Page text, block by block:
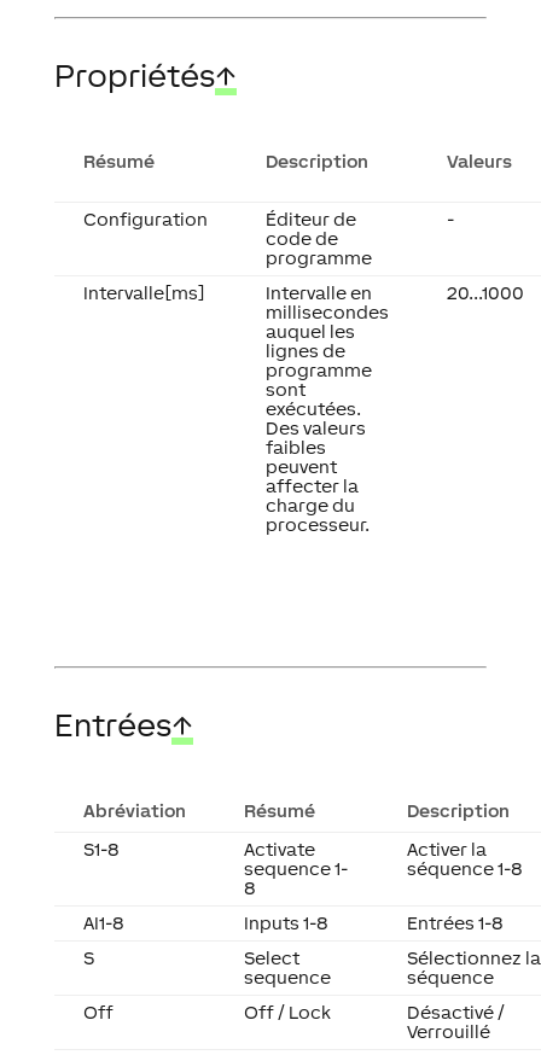
Propriétés↑
Résumé Description Valeurs
Configuration
Éditeur de
code de
programme
-
Intervalle[ms]
Intervalle en
millisecondes
auquel les
lignes de
programme
sont
exécutées.
Des valeurs
faibles
peuvent
affecter la
charge du
processeur.
20...1000
Entrées↑
Abréviation Résumé
Description
S1-8
Activate
sequence 1-
8
Activer la
séquence 1-8
AI1-8 Inputs 1-8
Entrées 1-8
S
Select
sequence
Sélectionnez la
séquence
Off
Off / Lock
Désactivé /
Verrouillé